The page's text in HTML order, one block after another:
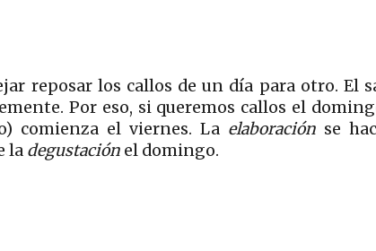
reposar los callos de un día para otro. El
Por eso, si queremos callos el
comienza el viernes. La elaboración se
la degustación el domingo.